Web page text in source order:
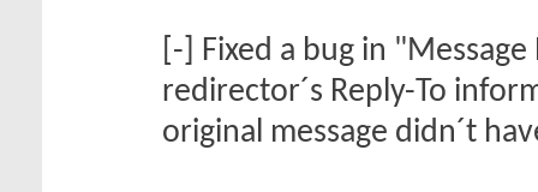
[-] Fixed a bug in
redirector´s Reply-To
original message didn´t